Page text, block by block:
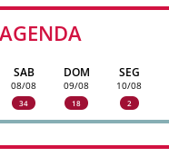
AGENDA
SAB
08/08
34
DOM
09/08
18
SEG
10/08
2